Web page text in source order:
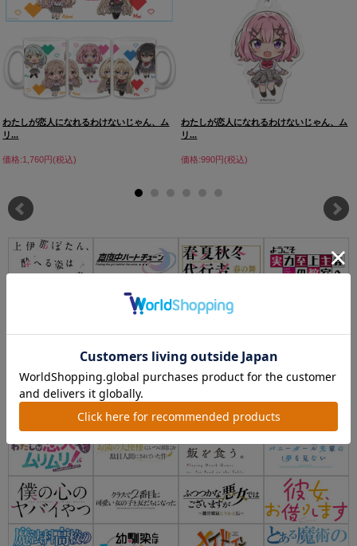
わたしが恋人になれるわけないじゃん、ム
リ...
価格:1,760円(税込)
わたしが恋人になれるわけないじゃん、ム
リ...
価格:990円(税込)